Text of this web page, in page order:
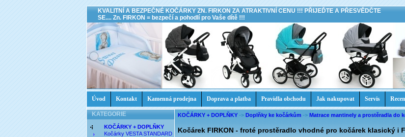
KVALITNÍ A BEZPEČNÉ KOČÁRKY ZN. FIRKON ZA ATRAKTIVNÍ CENU !!! PŘIJEĎTE A PŘESVĚDČTE
SE.... Zn. FIRKON = bezpečí a pohodlí pro Vaše dítě !!!
Úvod Kontakt Kamenná prodejna Doprava a platba Pravidla obchodu Jak nakupovat Servis
KATEGORIE
KOČÁRKY + DOPLŇKY
Kočárky VESTA STANDARD
KOČÁRKY + DOPLŇKY -> Doplňky ke kočárkům -> Matrace mantinely a prostěradla do
Kočárek FIRKON - froté prostěradlo vhodné pro kočárek klasický i